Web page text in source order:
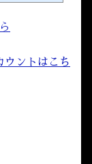
ントはこち